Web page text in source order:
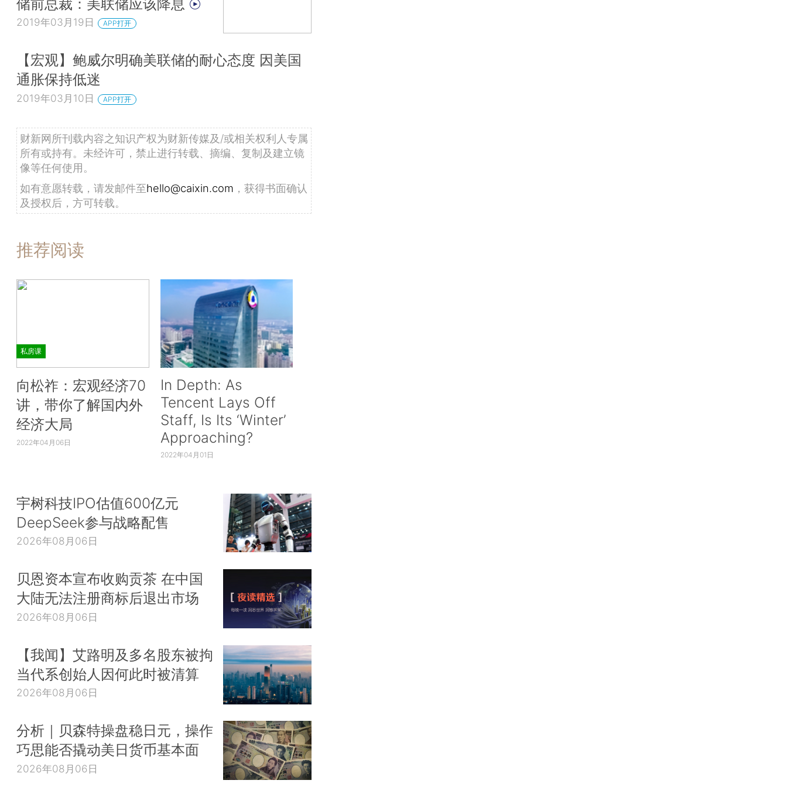
2019年03月19日 APP打开
【宏观】鲍威尔明确美联储的耐心态度 因美国
通胀保持低迷
2019年03月10日 APP打开
财新网所刊载内容之知识产权为财新传媒及/或相关权利人专属
所有或持有。未经许可，禁止进行转载、摘编、复制及建立镜
像等任何使用。
如有意愿转载，请发邮件至hello@caixin.com ，获得书面确认
及授权后，方可转载。
推荐阅读
私房课
向松祚：宏观经济70
讲，带你了解国内外
经济大局
2022年04月06日
In Depth: As
Tencent Lays Off
Staff, Is Its ‘Winter’
Approaching?
2022年04月01日
宇树科技IPO估值600亿元
DeepSeek参与战略配售
2026年08月06日
贝恩资本宣布收购贡茶 在中国
大陆无法注册商标后退出市场
2026年08月06日
【我闻】艾路明及多名股东被拘
当代系创始人因何此时被清算
2026年08月06日
分析｜贝森特操盘稳日元，操作
巧思能否撬动美日货币基本面
2026年08月06日